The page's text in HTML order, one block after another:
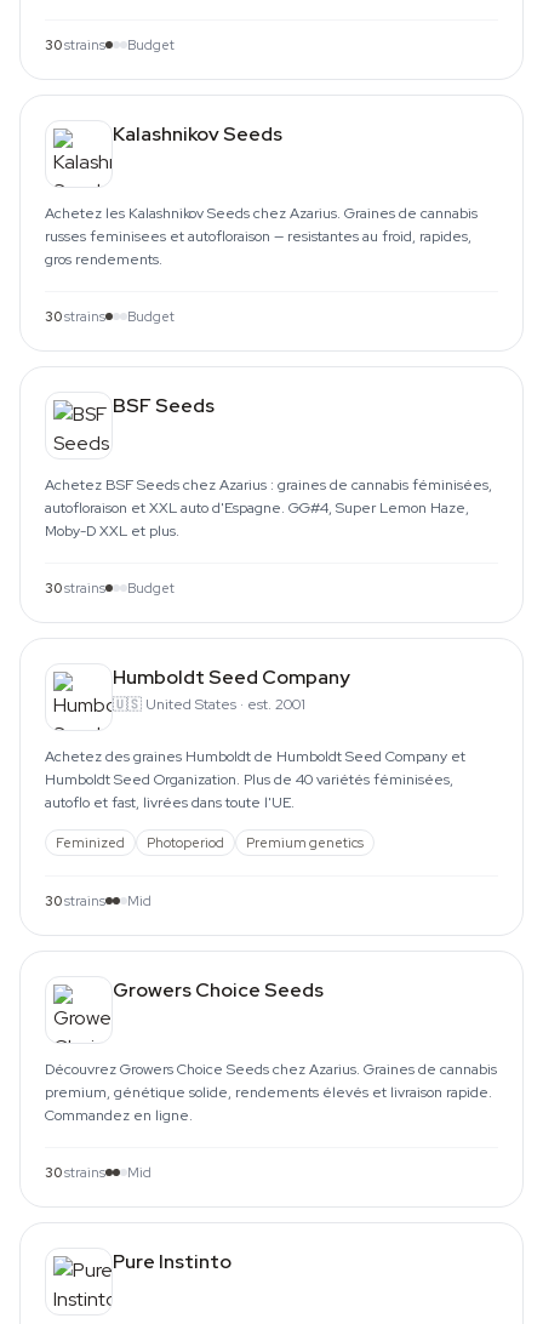
30strains Budget
Kalashnikov Seeds
Achetez les Kalashnikov Seeds chez Azarius. Graines de cannabis
russes feminisees et autofloraison — resistantes au froid, rapides,
gros rendements.
30strains Budget
BSF Seeds
Achetez BSF Seeds chez Azarius : graines de cannabis féminisées,
autofloraison et XXL auto d'Espagne. GG#4, Super Lemon Haze,
Moby-D XXL et plus.
30strains Budget
Humboldt Seed Company
🇺🇸 United States · est. 2001
Achetez des graines Humboldt de Humboldt Seed Company et
Humboldt Seed Organization. Plus de 40 variétés féminisées,
autoflo et fast, livrées dans toute l'UE.
Feminized Photoperiod Premium genetics
30strains Mid
Growers Choice Seeds
Découvrez Growers Choice Seeds chez Azarius. Graines de cannabis
premium, génétique solide, rendements élevés et livraison rapide.
Commandez en ligne.
30strains Mid
Pure Instinto